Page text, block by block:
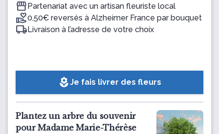
Partenariat avec un artisan fleuriste local
0,50€ reversés à Alzheimer France par bouquet
Livraison à l’adresse de votre choix
local_floristJe fais livrer des fleurs
Plantez un arbre du souvenir
pour Madame Marie-Thérèse